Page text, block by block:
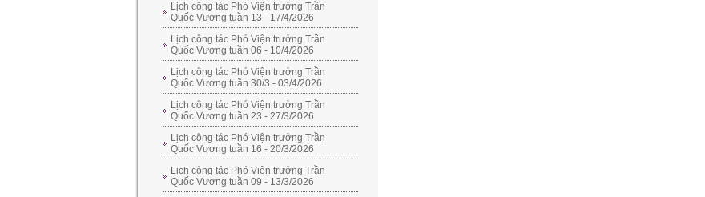
Lịch công tác Phó Viện trưởng Trần
Quốc Vương tuần 13 - 17/4/2026
Lịch công tác Phó Viện trưởng Trần
Quốc Vương tuần 06 - 10/4/2026
Lịch công tác Phó Viện trưởng Trần
Quốc Vương tuần 30/3 - 03/4/2026
Lịch công tác Phó Viện trưởng Trần
Quốc Vương tuần 23 - 27/3/2026
Lịch công tác Phó Viện trưởng Trần
Quốc Vương tuần 16 - 20/3/2026
Lịch công tác Phó Viện trưởng Trần
Quốc Vương tuần 09 - 13/3/2026